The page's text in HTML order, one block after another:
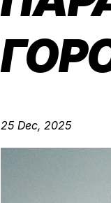
25 Dec, 2025